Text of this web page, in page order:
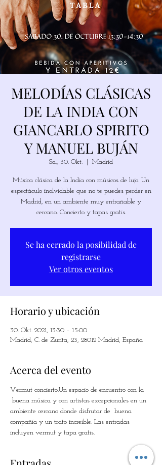
MELODÍAS CLÁSICAS
DE LA INDIA CON
GIANCARLO SPIRITO
Y MANUEL BUJÁN
Sa., 30. Okt. Madrid
Música clásica de la India con músicos de lujo. Un
espectáculo inolvidable que no te puedes perder en
Madrid, en un ambiente muy entrañable y
cercano. Concierto y tapas gratis.
Se ha cerrado la posibilidad de
registrarse
Ver otros eventos
Horario y ubicación
30. Okt. 2021, 13:30 – 15:00
Madrid, C. de Zurita, 23, 28012 Madrid, España
Acerca del evento
Vermut concierto.Un espacio de encuentro con la
buena música y con artistas excepcionales en un
ambiente cercano donde disfrutar de  buena
compañía y un trato increíble. Las entradas
incluyen vermut y tapa gratis.